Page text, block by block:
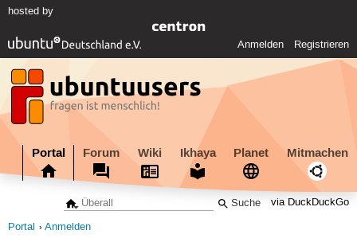
hosted by
Anmelden Registrieren
Portal Forum Wiki Ikhaya Planet Mitmachen
via DuckDuckGo
Portal Anmelden